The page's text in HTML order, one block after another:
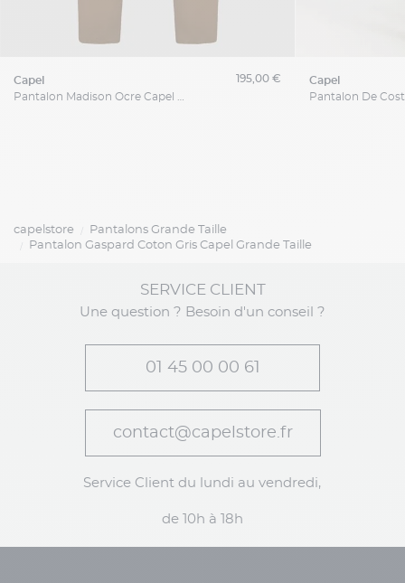
capel
Pantalon Madison Ocre Capel Grande Taille
195,00 € capel
capelstore
Pantalons Grande Taille
Pantalon Gaspard Coton Gris Capel Grande Taille
SERVICE CLIENT
Une question ? Besoin d'un conseil ?
01 45 00 00 61
contact@capelstore.fr
Service Client du lundi au vendredi,
de 10h à 18h